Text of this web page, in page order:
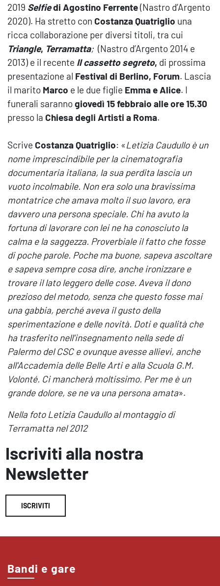
2019 Selfiedi Agostino Ferrente(Nastro d’Argento
2020). Ha stretto con Costanza Quatriglio una
ricca collaborazione per diversi titoli, tra cui
Triangle, Terramatta; (Nastro d’Argento 2014 e
2013) e il recente Il cassetto segreto, di prossima
presentazione al Festival di Berlino, Forum. Lascia
il marito Marco e le due figlie Emma e Alice. I
funerali sarannogiovedì 15 febbraio alle ore 15.30
presso la Chiesa degli Artisti a Roma.
Scrive Costanza Quatriglio: «Letizia Caudullo è un
nome imprescindibile per la cinematografia
documentaria italiana, la sua perdita lascia un
vuoto incolmabile. Non era solo una bravissima
montatrice che amava molto il suo lavoro, era
davvero una persona speciale. Chi ha avuto la
fortuna di lavorare con lei ne ha conosciuto la
calma e la saggezza. Proverbiale il fatto che fosse
di poche parole. Poche ma buone, sapeva ascoltare
e sapeva sempre cosa dire, anche ironizzare e
trovare il lato leggero delle cose. Aveva il dono
prezioso del metodo, senza che questo fosse mai
una gabbia, perché aveva il gusto della
sperimentazione e delle novità. Doti e qualità che
ha trasferito nell'insegnamento nella sede di
Palermo del CSC e ovunque avesse allievi, anche
all'Accademia delle Belle Arti e alla Scuola G.M.
Volonté. Ci mancherà moltissimo. Per me è un
grande dolore, se ne va una persona amata».
Nella foto Letizia Caudullo al montaggio di
Terramatta nel 2012
Iscriviti alla nostra
Newsletter
ISCRIVITI
Bandi e gare